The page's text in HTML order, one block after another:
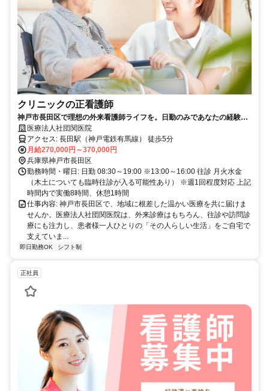
クリニックの正看護師
神戸市長田区で理想の外来看護師ライフを。日勤のみであなたの経験を
活かし、充実した毎日を送りませんか。
医療法人社団関医院
アクセス: 長田駅（神戸電鉄有馬線） 徒歩5分
月給270,000円～370,000円
兵庫県神戸市長田区
勤務時間・曜日: 日勤 08:30～19:00 ※13:00～16:00 往診 月火水金
（木土についても臨時往診が入る可能性あり） ※週1回程度対応 上記
時間内で実働8時間、休憩1時間
仕事内容: 神戸市長田区で、地域に根差した温かい医療を共に届けま
せんか。医療法人社団関医院は、外来診療はもちろん、往診や訪問診
療にも注力し、患者様一人ひとりの「その人らしい生活」をご自宅で
支えていま...
即日勤務OK シフト制
正社員